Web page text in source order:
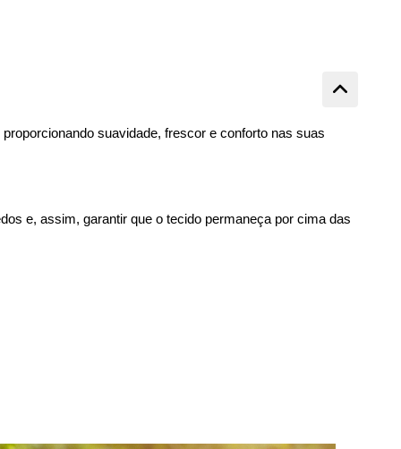
suavidade, frescor e conforto nas suas
e, assim, garantir que o tecido permaneça por cima das